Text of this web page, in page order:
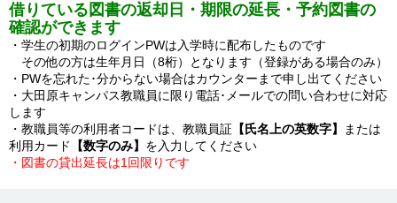
借りている図書の返却日・期限の延長・予約図書の
確認ができます
・学生の初期のログインPWは入学時に配布したものです
その他の方は生年月日（8桁）となります（登録がある場合のみ）
・PWを忘れた･分からない場合はカウンターまで申し出てください
・大田原キャンパス教職員に限り電話･メールでの問い合わせに対応
します
・教職員等の利用者コードは、教職員証 【氏名上の英数字】
または
利用カード
【数字のみ】
・図書の貸出延長は1回限りです